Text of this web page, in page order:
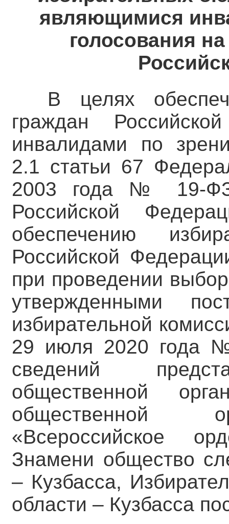
являющимися
голосования
В целях
граждан
инвалидами по
2.1 статьи 67
2003 года № 19-ФЗ
Российской
обеспечению
Российской
при проведении
утвержденными
избирательной
29 июля 2020 года
сведений
общественной
общественной
«Всероссийское
Знамени общество
– Кузбасса,
области – Кузбасса